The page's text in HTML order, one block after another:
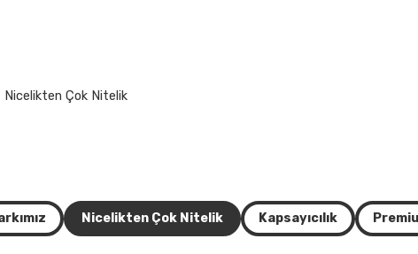
Nicelikten Çok Nitelik
Nicelikten Çok Nitelik Kapsayıcılık